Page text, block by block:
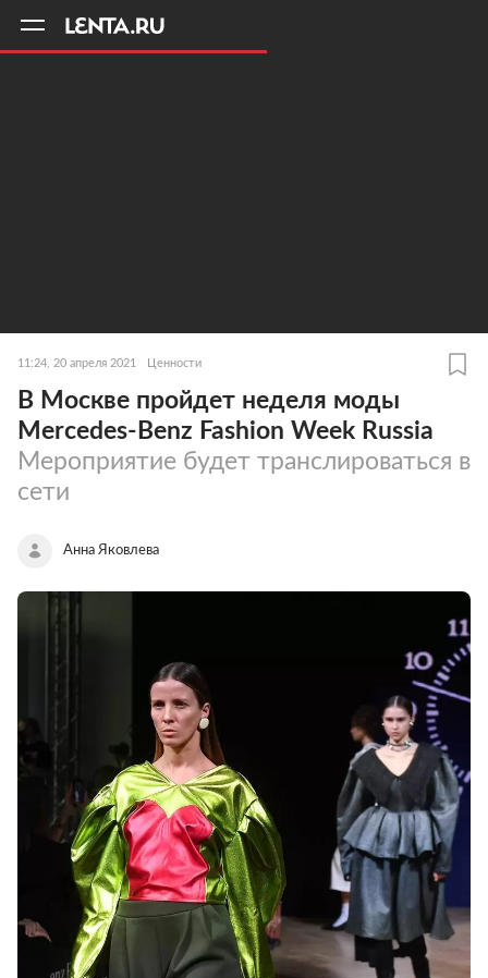
11:24, 20 апреля 2021 Ценности
В Москве пройдет неделя моды
Mercedes-Benz Fashion Week Russia
Мероприятие будет транслироваться в
сети
Анна Яковлева